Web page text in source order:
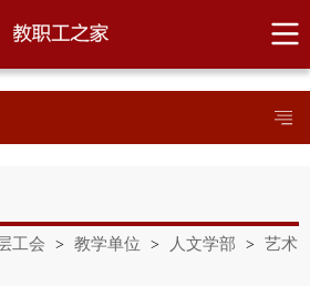
工会 > 教学单位 > 人文学部 > 艺术